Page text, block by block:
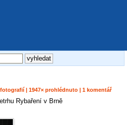
fotografií | 1947× prohlédnuto | 1 komentář
Rybaření v Brně